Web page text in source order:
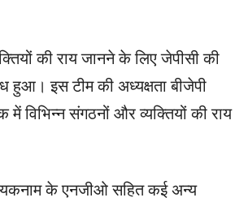
की राय जानने के लिए जेपीसी की
हुआ। इस टीम की अध्यक्षता बीजेपी
विभिन्न संगठनों और व्यक्तियों की राय
के एनजीओ सहित कई अन्य